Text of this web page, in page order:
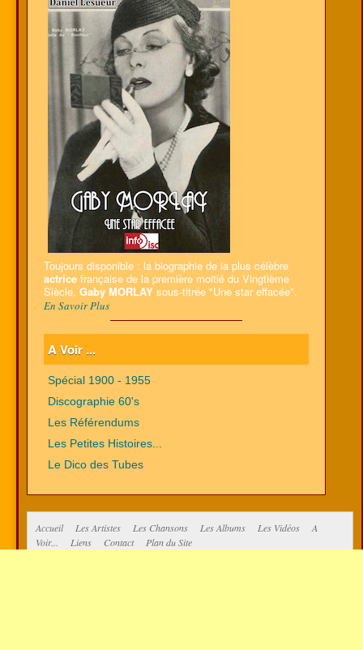
Toujours disponible : la biographie de la plus célèbre
actrice française de la première moitié du Vingtième
Siècle, Gaby MORLAY sous-titrée "Une star effacée".
En Savoir Plus
A Voir ...
Spécial 1900 - 1955
Discographie 60's
Les Référendums
Les Petites Histoires...
Le Dico des Tubes
Accueil Les Artistes Les Chansons Les Albums Les Vidéos
A
Voir...
Liens Contact Plan du Site